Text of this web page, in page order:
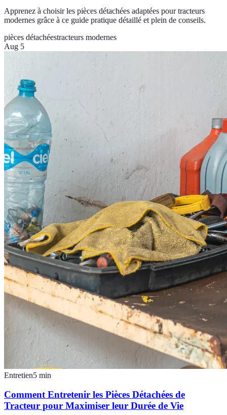
Apprenez à choisir les pièces détachées adaptées pour tracteurs
modernes grâce à ce guide pratique détaillé et plein de conseils.
pièces détachéestracteurs modernes
Aug 5
Entretien5 min
Comment Entretenir les Pièces Détachées de
Tracteur pour Maximiser leur Durée de Vie